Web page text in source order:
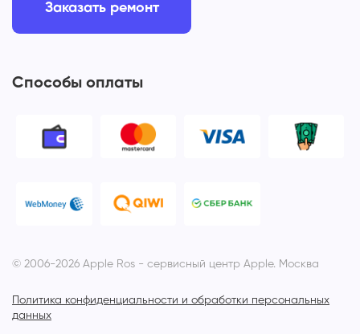
Заказать ремонт
Способы оплаты
© 2006-2026 Apple Ros - сервисный центр Apple. Москва
Политика конфиденциальности и обработки персональных
данных